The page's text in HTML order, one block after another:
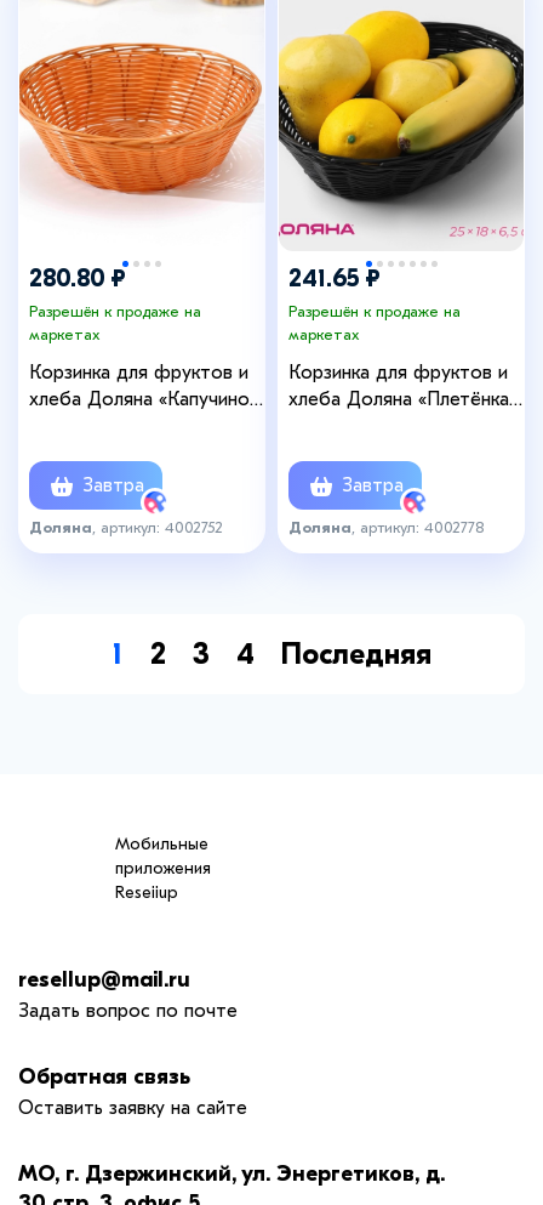
280.80 ₽
Разрешён к продаже на
маркетах
Корзинка для фруктов и
хлеба Доляна «Капучино»,
Завтра
Доляна , артикул: 4002752
241.65 ₽
Разрешён к продаже на
маркетах
Корзинка для фруктов и
хлеба Доляна «Плетёнка»,
Завтра
Доляна , артикул: 4002778
1 2 3 4 Последняя
Мобильные
приложения
Reseiiup
resellup@mail.ru
Задать вопрос по почте
Обратная связь
Оставить заявку на сайте
МО, г. Дзержинский, ул. Энергетиков, д.